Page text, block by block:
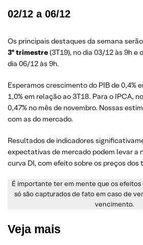
02/12 a 06/12
Os principais destaques da semana
3º trimestre(3T19), no dia 03/12 às 9h e
dia 06/12 às 9h.
Esperamos crescimento do PIB de 0,4%
1,0% em relação ao 3T18. Para o IPCA,
0,47% no mês de novembro. Nossas
com as do mercado.
Resultados de indicadores
expectativas de mercado podem levar a
curva DI, com efeito sobre os preços dos
É importante ter em mente que os
só são capturados de fato em caso de
vencimento.
Veja mais